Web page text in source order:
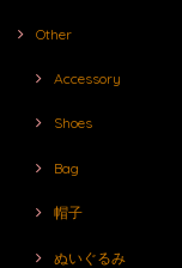
Other
Accessory
Shoes
Bag
帽子
ぬいぐるみ